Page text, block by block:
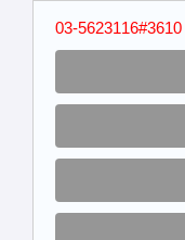
03-5623116#3610